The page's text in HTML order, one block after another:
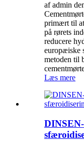
af admin
primært til
på rørets
reducere
europæiske
metoden til
Læs mere